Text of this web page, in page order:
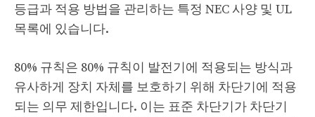
등급과 적용 방법을 관리하는 특정 NEC 사양 및 UL
목록에 있습니다.
80% 규칙은 80% 규칙이 발전기에 적용되는 방식과
유사하게 장치 자체를 보호하기 위해 차단기에 적용
되는 의무 제한입니다. 이는 표준 차단기가 차단기